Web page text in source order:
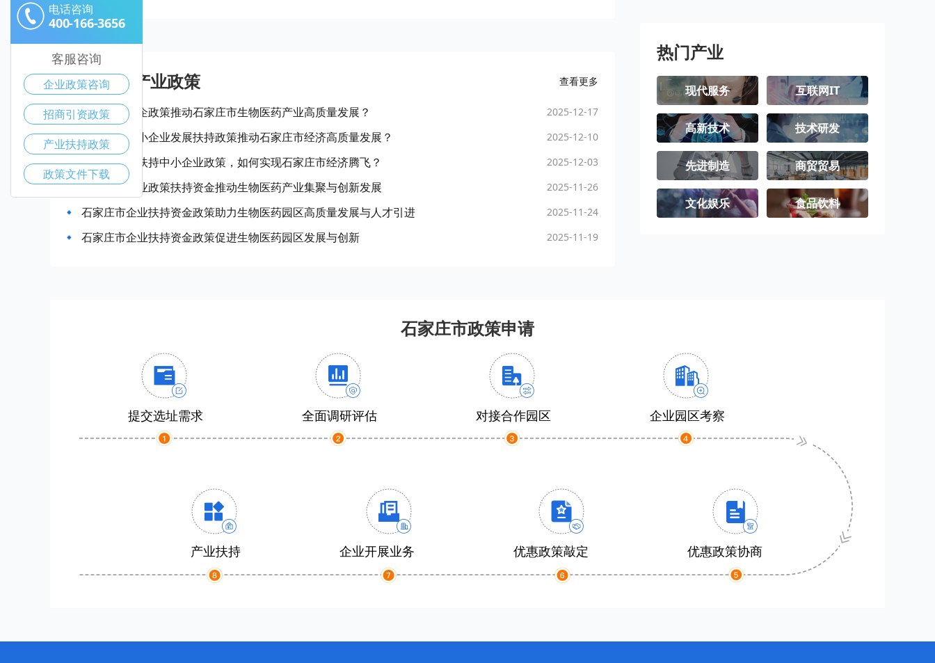
石家庄市产业政策 查看更多
如何通过惠企政策推动石家庄市生物医药产业高质量发展？ 2025-12-17
如何通过中小企业发展扶持政策推动石家庄市经济高质量发展？ 2025-12-10
当推进政府扶持中小企业政策，如何实现石家庄市经济腾飞？ 2025-12-03
石家庄市企业政策扶持资金推动生物医药产业集聚与创新发展 2025-11-26
石家庄市企业扶持资金政策助力生物医药园区高质量发展与人才引进 2025-11-24
石家庄市企业扶持资金政策促进生物医药园区发展与创新 2025-11-19
热门产业
现代服务 互联网IT
高新技术 技术研发
先进制造 商贸贸易
文化娱乐 食品饮料
石家庄市政策申请
提交选址需求 全面调研评估 对接合作园区 企业园区考察
产业扶持 企业开展业务 优惠政策敲定 优惠政策协商
电话咨询
400-166-3656
客服咨询
企业政策咨询
招商引资政策
产业扶持政策
政策文件下载